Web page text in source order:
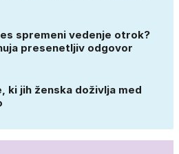
spremeni vedenje otrok?
presenetljiv odgovor
ki jih ženska doživlja med